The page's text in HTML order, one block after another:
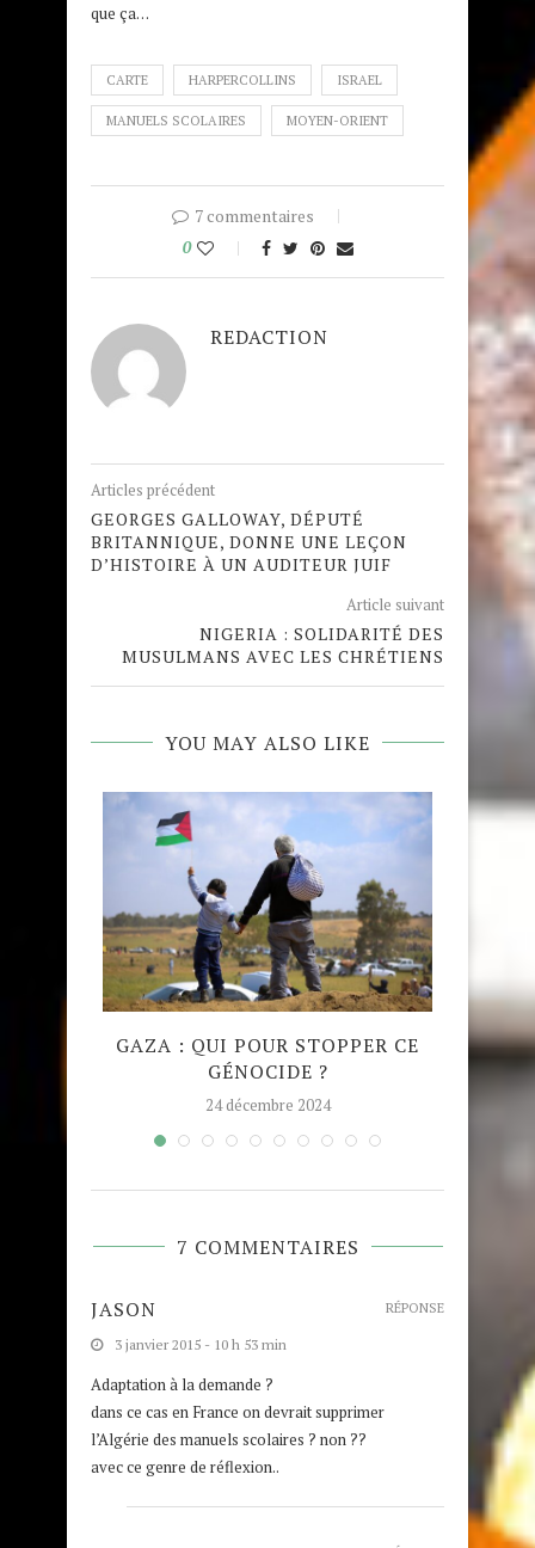
que ça…
CARTE HARPERCOLLINS ISRAEL
MANUELS SCOLAIRES MOYEN-ORIENT
7 commentaires
0
REDACTION
Articles précédent
GEORGES GALLOWAY, DÉPUTÉ
BRITANNIQUE, DONNE UNE LEÇON
D’HISTOIRE À UN AUDITEUR JUIF
Article suivant
NIGERIA : SOLIDARITÉ DES
MUSULMANS AVEC LES CHRÉTIENS
YOU MAY ALSO LIKE
GAZA : QUI POUR STOPPER CE
GÉNOCIDE ?
24 décembre 2024
7 COMMENTAIRES
JASON
3 janvier 2015 - 10 h 53 min
Adaptation à la demande ?
dans ce cas en France on devrait supprimer
l’Algérie des manuels scolaires ? non ??
avec ce genre de réflexion..
RÉPONSE